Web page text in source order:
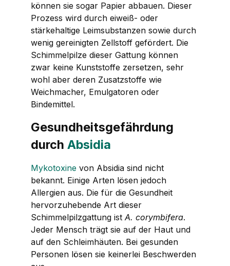
können sie sogar Papier abbauen. Dieser
Prozess wird durch eiweiß- oder
stärkehaltige Leimsubstanzen sowie durch
wenig gereinigten Zellstoff gefördert. Die
Schimmelpilze dieser Gattung können
zwar keine Kunststoffe zersetzen, sehr
wohl aber deren Zusatzstoffe wie
Weichmacher, Emulgatoren oder
Bindemittel.
Gesundheitsgefährdung
durch Absidia
Mykotoxine von Absidia sind nicht
bekannt. Einige Arten lösen jedoch
Allergien aus. Die für die Gesundheit
hervorzuhebende Art dieser
Schimmelpilzgattung istA. corymbifera.
Jeder Mensch trägt sie auf der Haut und
auf den Schleimhäuten. Bei gesunden
Personen lösen sie keinerlei Beschwerden